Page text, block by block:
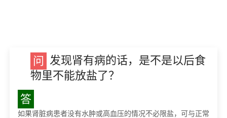
问 发现肾有病的话，是不是以后食
物里不能放盐了？
答
如果肾脏病患者没有水肿或高血压的情况不必限盐，可与正常